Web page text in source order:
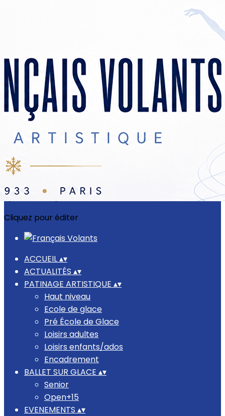
?>
Images de la page d'accueil
Cliquez pour éditer
Ajoutez un logo, un bouton, des réseaux sociaux
Cliquez pour éditer
ACCUEIL▴▾
ACTUALITÉS ▴▾
PATINAGE ARTISTIQUE ▴▾
Haut niveau
Ecole de glace
Pré École de Glace
Loisirs adultes
Loisirs enfants/ados
Encadrement
BALLET SUR GLACE ▴▾
Senior
Open+15
EVENEMENTS ▴▾